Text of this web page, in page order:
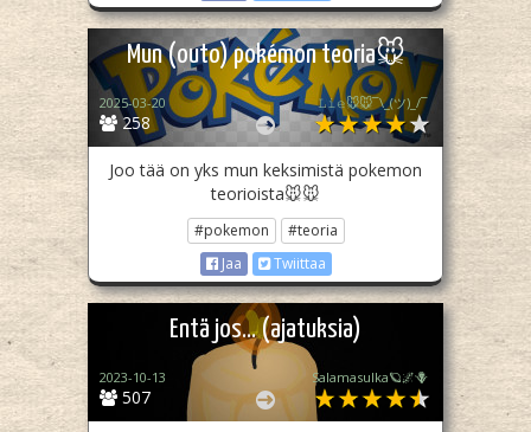
Mun (outo) pokémon teoria🐭
258
2025-03-20 𝙻𝚒𝚎🐭🐭¯\_(ツ)_/¯
Joo tää on yks mun keksimistä pokemon
teorioista🐭🐭
#pokemon
#teoria
Jaa
Twiittaa
Entä jos... (ajatuksia)
507
2023-10-13 Salamasulka🪐🌌🪻